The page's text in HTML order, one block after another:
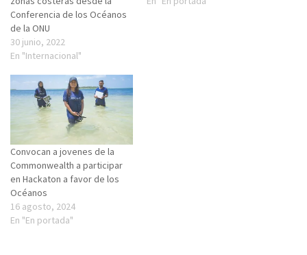
Conferencia de los Océanos
de la ONU
30 junio, 2022
En "Internacional"
Convocan a jovenes de la
Commonwealth a participar
en Hackaton a favor de los
Océanos
16 agosto, 2024
En "En portada"